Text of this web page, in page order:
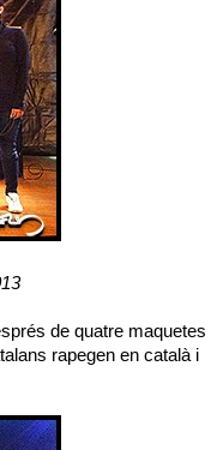
de quatre maquetes
rapegen en català i